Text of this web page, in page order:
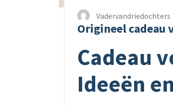
Vadervandriedochters
Origineel cadeau
Cadeau
Ideeën